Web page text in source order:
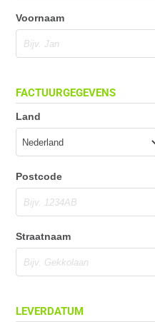
Voornaam
FACTUURGEGEVENS
Land
Postcode
Straatnaam
LEVERDATUM